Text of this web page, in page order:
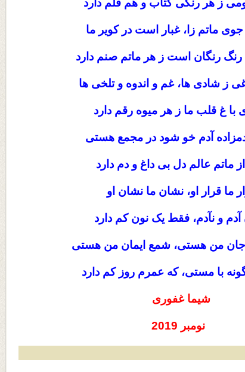
ز هر رنگی کتاب و هم قلم دارد
جوی ماتم زا، غبار است در کویر ما
رنگ رنگان است ز هر ماتم صنم دارد
ز شادی ها، غم و اندوه و تلخی ها
با غ قلب ما ز هر میوه رقم دارد
آدم خو شود در مجمع هستی
ماتم عالم دل بی داغ و دم دارد
ما قرار او، نشان ما نشان او
آدم و نآدم، فقط یک نون کم دارد
من هستی، شمع ایمان من هستی
با مستی، که عمرم روز کم دارد
شیما غفوری
نومبر 2019